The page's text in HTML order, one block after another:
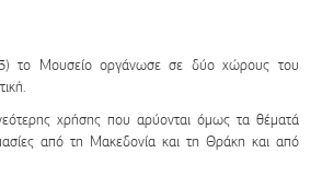
το Μουσείο οργάνωσε σε δύο χώρους του
χρήσης που αρύονται όμως τα θέματά
από τη Μακεδονία και τη Θράκη και από